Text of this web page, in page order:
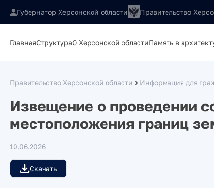
Губернатор Херсонской области Правительство
ГлавнаяСтруктураО Херсонской областиПамять в
Правительство Херсонской области Информация для
Извещение о проведении
местоположения границ
10.06.2026
Скачать